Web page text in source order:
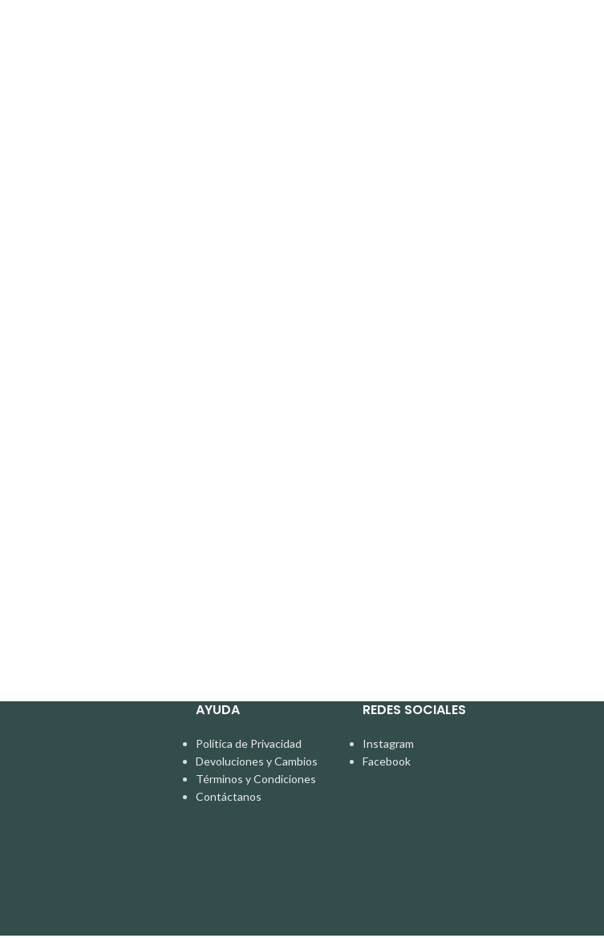
AYUDA
Política de Privacidad
Devoluciones y Cambios
Términos y Condiciones
Contáctanos
REDES SOCIALES
Instagram
Facebook